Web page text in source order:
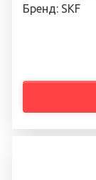
Бренд: SKF